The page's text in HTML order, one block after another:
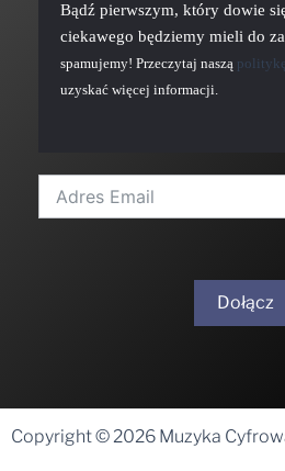
Bądź pierwszym, który dowie
ciekawego będziemy mieli do
spamujemy! Przeczytaj naszą
uzyskać więcej informacji.
Dołącz
Copyright © 2026 Muzyka